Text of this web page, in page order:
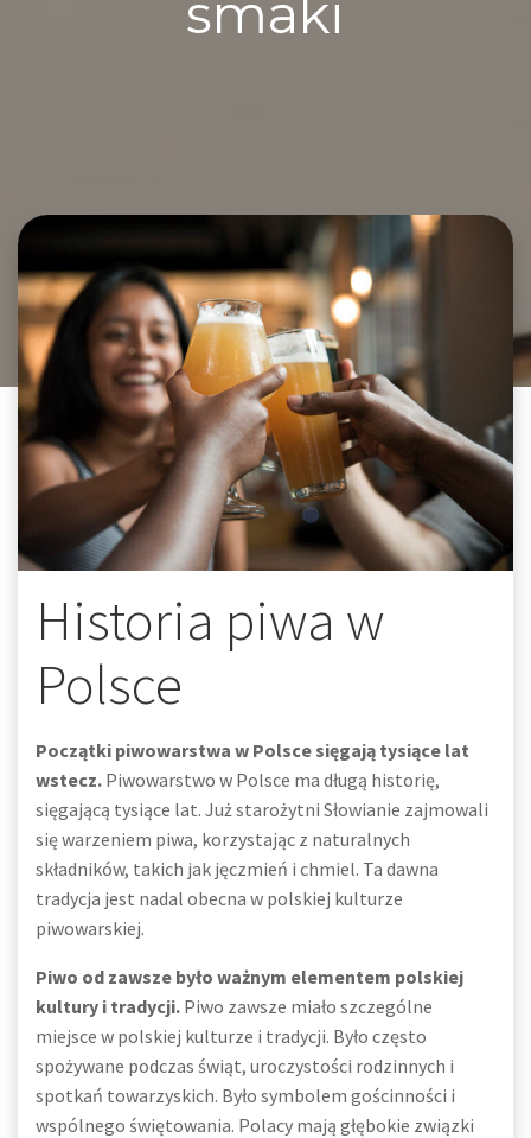
smaki
Historia piwa w
Polsce
Początki piwowarstwa w Polsce sięgają tysiące lat
wstecz. Piwowarstwo w Polsce ma długą historię,
sięgającą tysiące lat. Już starożytni Słowianie zajmowali
się warzeniem piwa, korzystając z naturalnych
składników, takich jak jęczmień i chmiel. Ta dawna
tradycja jest nadal obecna w polskiej kulturze
piwowarskiej.
Piwo od zawsze było ważnym elementem polskiej
kultury i tradycji. Piwo zawsze miało szczególne
miejsce w polskiej kulturze i tradycji. Było często
spożywane podczas świąt, uroczystości rodzinnych i
spotkań towarzyskich. Było symbolem gościnności i
wspólnego świętowania. Polacy mają głębokie związki